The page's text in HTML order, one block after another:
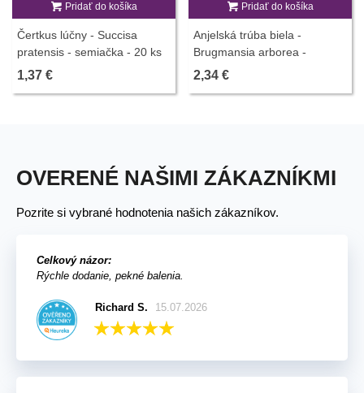
Pridať do košíka
Čertkus lúčny - Succisa
pratensis - semiačka - 20 ks
1,37 €
Pridať do košíka
Anjelská trúba biela -
Brugmansia arborea -
Brugmansia biela - predaj
2,34 €
OVERENÉ NAŠIMI ZÁKAZNÍKMI
Pozrite si vybrané hodnotenia našich zákazníkov.
Celkový názor:
Rýchle dodanie, pekné balenia.
Richard S. 15.07.2026